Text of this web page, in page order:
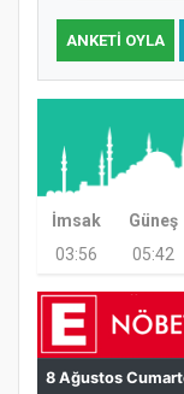
ANKETI OYLA
İmsak Güneş
03:56
05:42